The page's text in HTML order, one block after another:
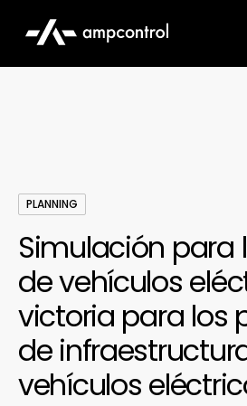
PLANNING
Simulación para
de vehículos
victoria para los
de
vehículos